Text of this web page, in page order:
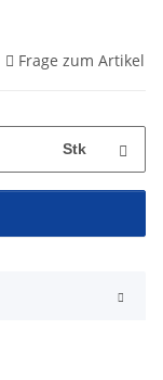
Frage zum Artikel
Stk